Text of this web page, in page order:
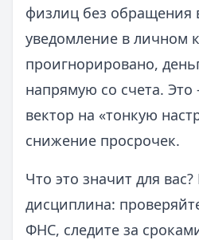
физлиц без обращения
уведомление в личном
проигнорировано,
напрямую со счета.
вектор на «тонкую
снижение просрочек.
Что это значит для
дисциплина:
ФНС, следите за